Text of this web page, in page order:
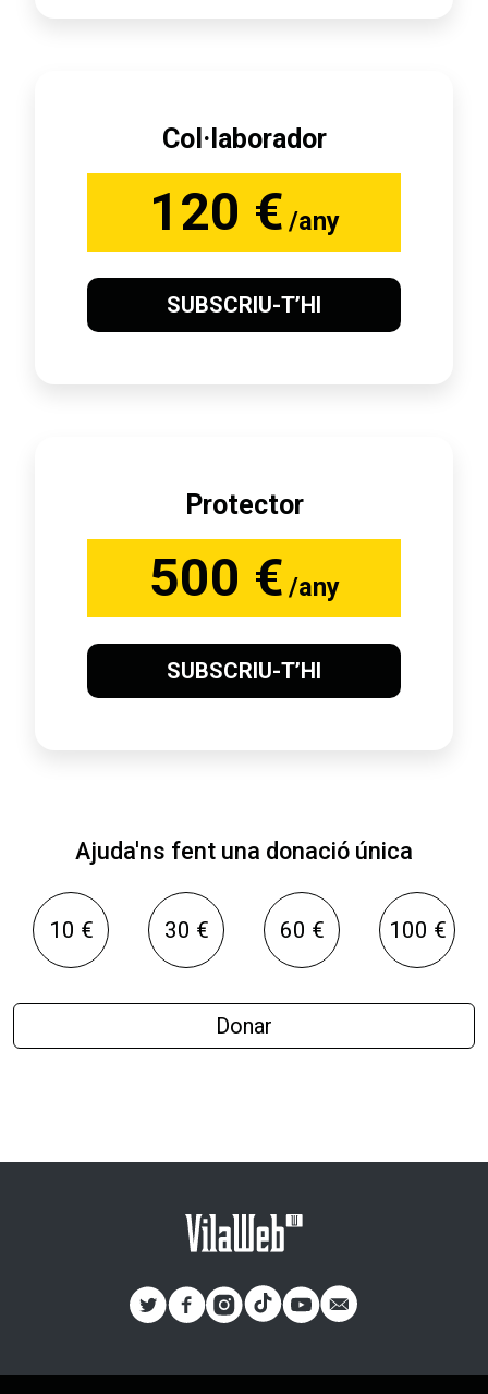
Col·laborador
120 € /any
SUBSCRIU-T’HI
Protector
500 € /any
SUBSCRIU-T’HI
Ajuda'ns fent una donació única
10 € 30 € 60 € 100 €
Donar